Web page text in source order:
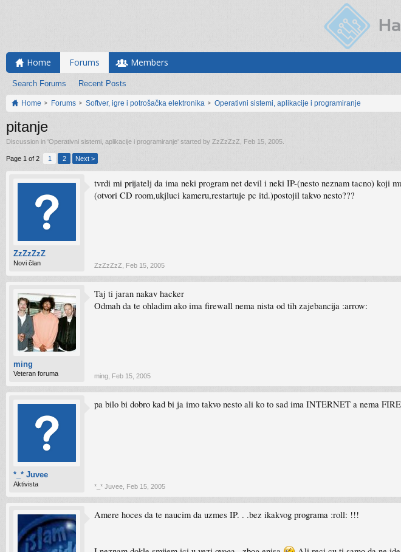
Home Forums
Search Forums Recent Posts
Members
Home Forums Softver, igre i potrošačka elektronika Operativni sistemi, aplikacije i programiranje
pitanje
Discussion in 'Operativni sistemi, aplikacije i programiranje' started by ZzZzZzZ Feb 15, 2005
Page 1 of 2 1 2 Next >
ZzZzZzZ
Novi član
tvrdi mi prijatelj da ima neki program net devil i neki IP-(nesto neznam tacno) koji
(otvori CD room,ukjluci kameru,restartuje pc itd.)postojil takvo nesto???
ZzZzZzZ Feb 15, 2005
ming
Veteran foruma
Taj ti jaran nakav hacker
Odmah da te ohladim ako ima firewall nema nista od tih zajebancija :arrow:
ming Feb 15, 2005
*_* Juvee
Aktivista
pa bilo bi dobro kad bi ja imo takvo nesto ali ko to sad ima INTERNET a nema
*_* Juvee Feb 15, 2005
Amere hoces da te naucim da uzmes IP. . .bez ikakvog programa :roll: !!!